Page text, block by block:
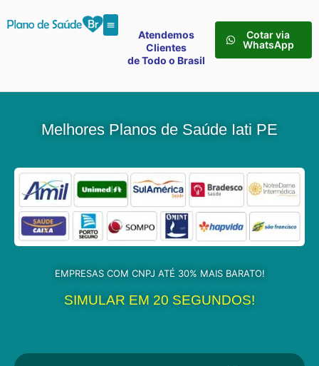
Atendemos
Clientes
de Todo o Brasil
Cotar via
WhatsApp
Melhores Planos de Saúde Iati PE
EMPRESAS COM CNPJ ATÉ 30% MAIS BARATO!
SIMULAR EM 20 SEGUNDOS!